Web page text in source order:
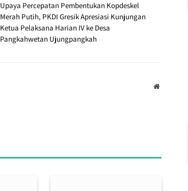
Upaya Percepatan Pembentukan Kopdeskel
Merah Putih, PKDI Gresik Apresiasi Kunjungan
Ketua Pelaksana Harian IV ke Desa
Pangkahwetan Ujungpangkah
Website